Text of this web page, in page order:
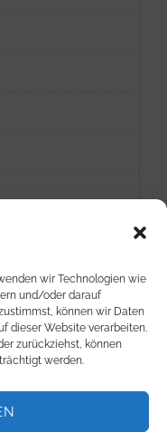
wir Technologien wie
und/oder darauf
können wir Daten
dieser Website verarbeiten.
zurückziehst, können
werden.